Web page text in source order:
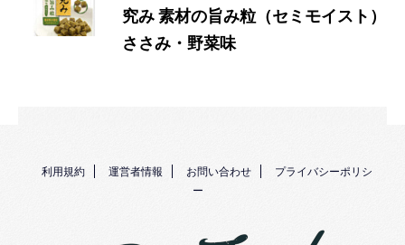
究み 素材の旨み粒（セミモイスト）
ささみ・野菜味
利用規約 運営者情報 お問い合わせ
プライバシーポリシ
ー